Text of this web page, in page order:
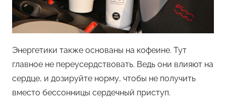
Энергетики также основаны на кофеине. Тут
главное не переусердствовать. Ведь они влияют на
сердце, и дозируйте норму, чтобы не получить
вместо бессонницы сердечный приступ.